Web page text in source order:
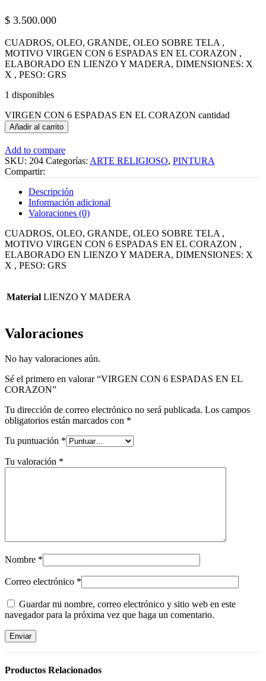
$ 3.500.000
CUADROS, OLEO, GRANDE, OLEO SOBRE TELA ,
MOTIVO VIRGEN CON 6 ESPADAS EN EL CORAZON ,
ELABORADO EN LIENZO Y MADERA, DIMENSIONES: X
X , PESO: GRS
1 disponibles
VIRGEN CON 6 ESPADAS EN EL CORAZON cantidad
Añadir al carrito
Add to compare
SKU: 204 Categorías: ARTE RELIGIOSO, PINTURA
Compartir:
Descripción
Información adicional
Valoraciones (0)
CUADROS, OLEO, GRANDE, OLEO SOBRE TELA ,
MOTIVO VIRGEN CON 6 ESPADAS EN EL CORAZON ,
ELABORADO EN LIENZO Y MADERA, DIMENSIONES: X
X , PESO: GRS
Material LIENZO Y MADERA
Valoraciones
No hay valoraciones aún.
Sé el primero en valorar “VIRGEN CON 6 ESPADAS EN EL
CORAZON”
Tu dirección de correo electrónico no será publicada. Los campos
obligatorios están marcados con *
Tu puntuación *
Tu valoración *
Nombre *
Correo electrónico *
Guardar mi nombre, correo electrónico y sitio web en este
navegador para la próxima vez que haga un comentario.
Productos Relacionados